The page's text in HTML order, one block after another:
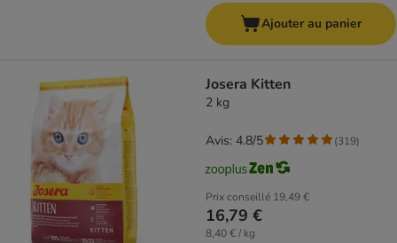
Ajouter au panier
Josera Kitten
2 kg
Prix conseillé 19,49 €
16,79 €
8,40 € / kg
Avis: 4.8/5 (319)